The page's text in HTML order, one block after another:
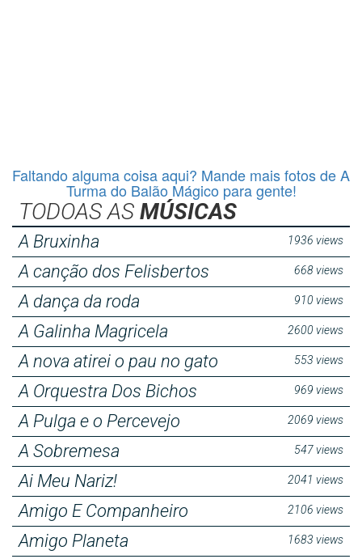
Faltando alguma coisa aqui? Mande mais fotos de A
Turma do Balão Mágico para gente!
TODOAS AS MÚSICAS
A Bruxinha 1936 views
A canção dos Felisbertos 668 views
A dança da roda 910 views
A Galinha Magricela 2600 views
A nova atirei o pau no gato 553 views
A Orquestra Dos Bichos 969 views
A Pulga e o Percevejo 2069 views
A Sobremesa 547 views
Ai Meu Nariz! 2041 views
Amigo E Companheiro 2106 views
Amigo Planeta 1683 views